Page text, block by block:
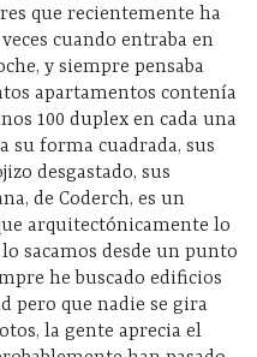
que recientemente ha
cuando entraba en
y siempre pensaba
apartamentos contenía
100 duplex en cada una
su forma cuadrada, sus
desgastado, sus
de Coderch, es un
arquitectónicamente lo
sacamos desde un punto
he buscado edificios
pero que nadie se gira
la gente aprecia el